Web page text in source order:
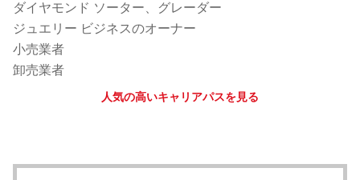
ダイヤモンド ソーター、グレーダー
ジュエリー ビジネスのオーナー
小売業者
卸売業者
人気の高いキャリアパスを見る